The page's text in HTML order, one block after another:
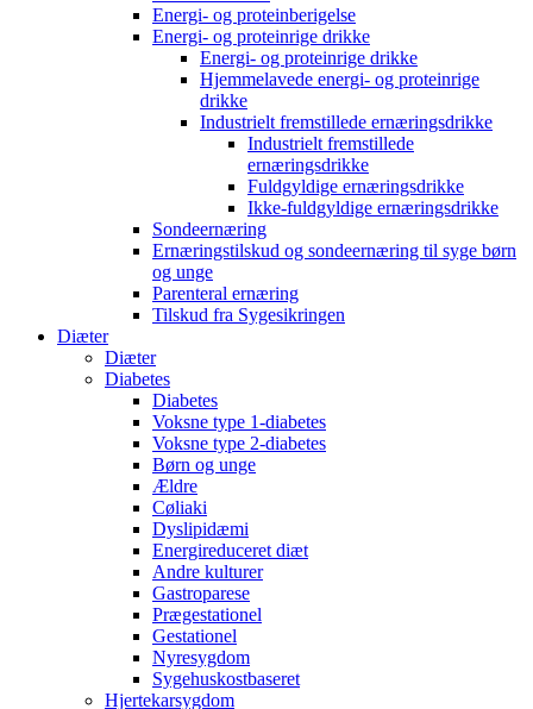
Energi- og proteinberigelse
Energi- og proteinrige drikke
Energi- og proteinrige drikke
Hjemmelavede energi- og proteinrige
drikke
Industrielt fremstillede ernæringsdrikke
Industrielt fremstillede
ernæringsdrikke
Fuldgyldige ernæringsdrikke
Ikke-fuldgyldige ernæringsdrikke
Sondeernæring
Ernæringstilskud og sondeernæring til syge børn
og unge
Parenteral ernæring
Tilskud fra Sygesikringen
Diæter
Diæter
Diabetes
Diabetes
Voksne type 1-diabetes
Voksne type 2-diabetes
Børn og unge
Ældre
Cøliaki
Dyslipidæmi
Energireduceret diæt
Andre kulturer
Gastroparese
Prægestationel
Gestationel
Nyresygdom
Sygehuskostbaseret
Hjertekarsygdom